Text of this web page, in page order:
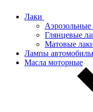
Лаки
Аэрозольные
Глянцевые
Матовые
Лампы
Масла моторные